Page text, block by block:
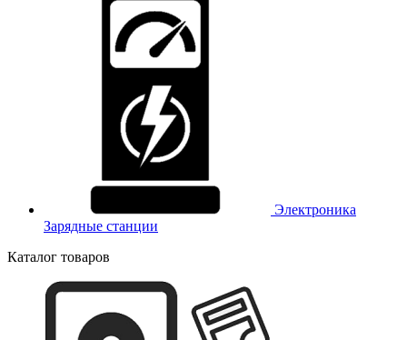
Электроника
Зарядные станции
Каталог товаров